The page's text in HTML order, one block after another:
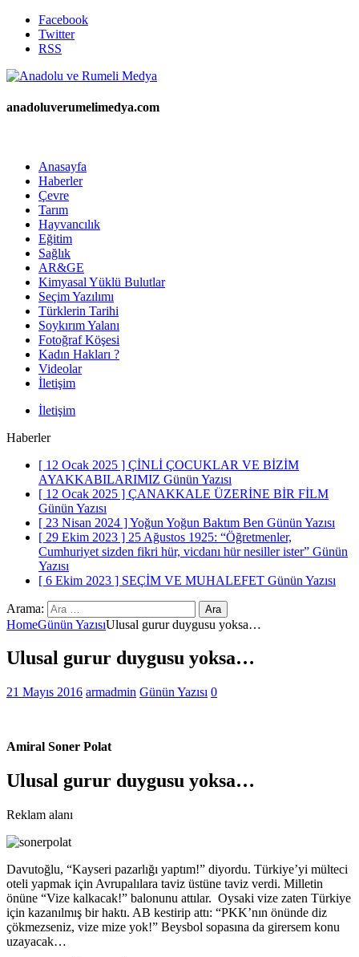
Facebook
Twitter
RSS
anadoluverumelimedya.com
Anasayfa
Haberler
Çevre
Tarım
Hayvancılık
Eğitim
Sağlık
AR&GE
Kimyasal Yüklü Bulutlar
Seçim Yazılımı
Türklerin Tarihi
Soykırım Yalanı
Fotoğraf Köşesi
Kadın Hakları ?
Videolar
İletişim
İletişim
Haberler
[ 12 Ocak 2025 ] ÇİNLİ ÇOCUKLAR VE BİZİM
AYAKKABILARIMIZ Günün Yazısı
[ 12 Ocak 2025 ] ÇANAKKALE ÜZERİNE BİR FİLM
Günün Yazısı
[ 23 Nisan 2024 ]Yoğun Yoğun Baktım Ben Günün Yazısı
[ 29 Ekim 2023 ] 25 Ağustos 1925: “Öğretmenler,
Cumhuriyet sizden fikri hür, vicdanı hür nesiller ister” Günün
Yazısı
[ 6 Ekim 2023 ] SEÇİM VE MUHALEFET Günün Yazısı
Arama:
HomeGünün YazısıUlusal gurur duygusu yoksa…
Ulusal gurur duygusu yoksa…
21 Mayıs 2016 armadmin Günün Yazısı 0
Amiral Soner Polat
Ulusal gurur duygusu yoksa…
Reklam alanı
Davutoğlu, “Kayseri pazarlığı yaptım!” diyordu. Türkiye’yi mülteci
oteli yapmak için Avrupalılara taviz üstüne taviz verdi. Milletin
önüne “Vize kalkacak!” balonunu attılar. Oysaki vize zaten Türkiye
için kazanılmış bir haktı. AB kestirip attı: “PKK’nın önünde diz
çökmezseniz, vize mize yok!” Beysbol sopasına da girersem konu
uzayacak…